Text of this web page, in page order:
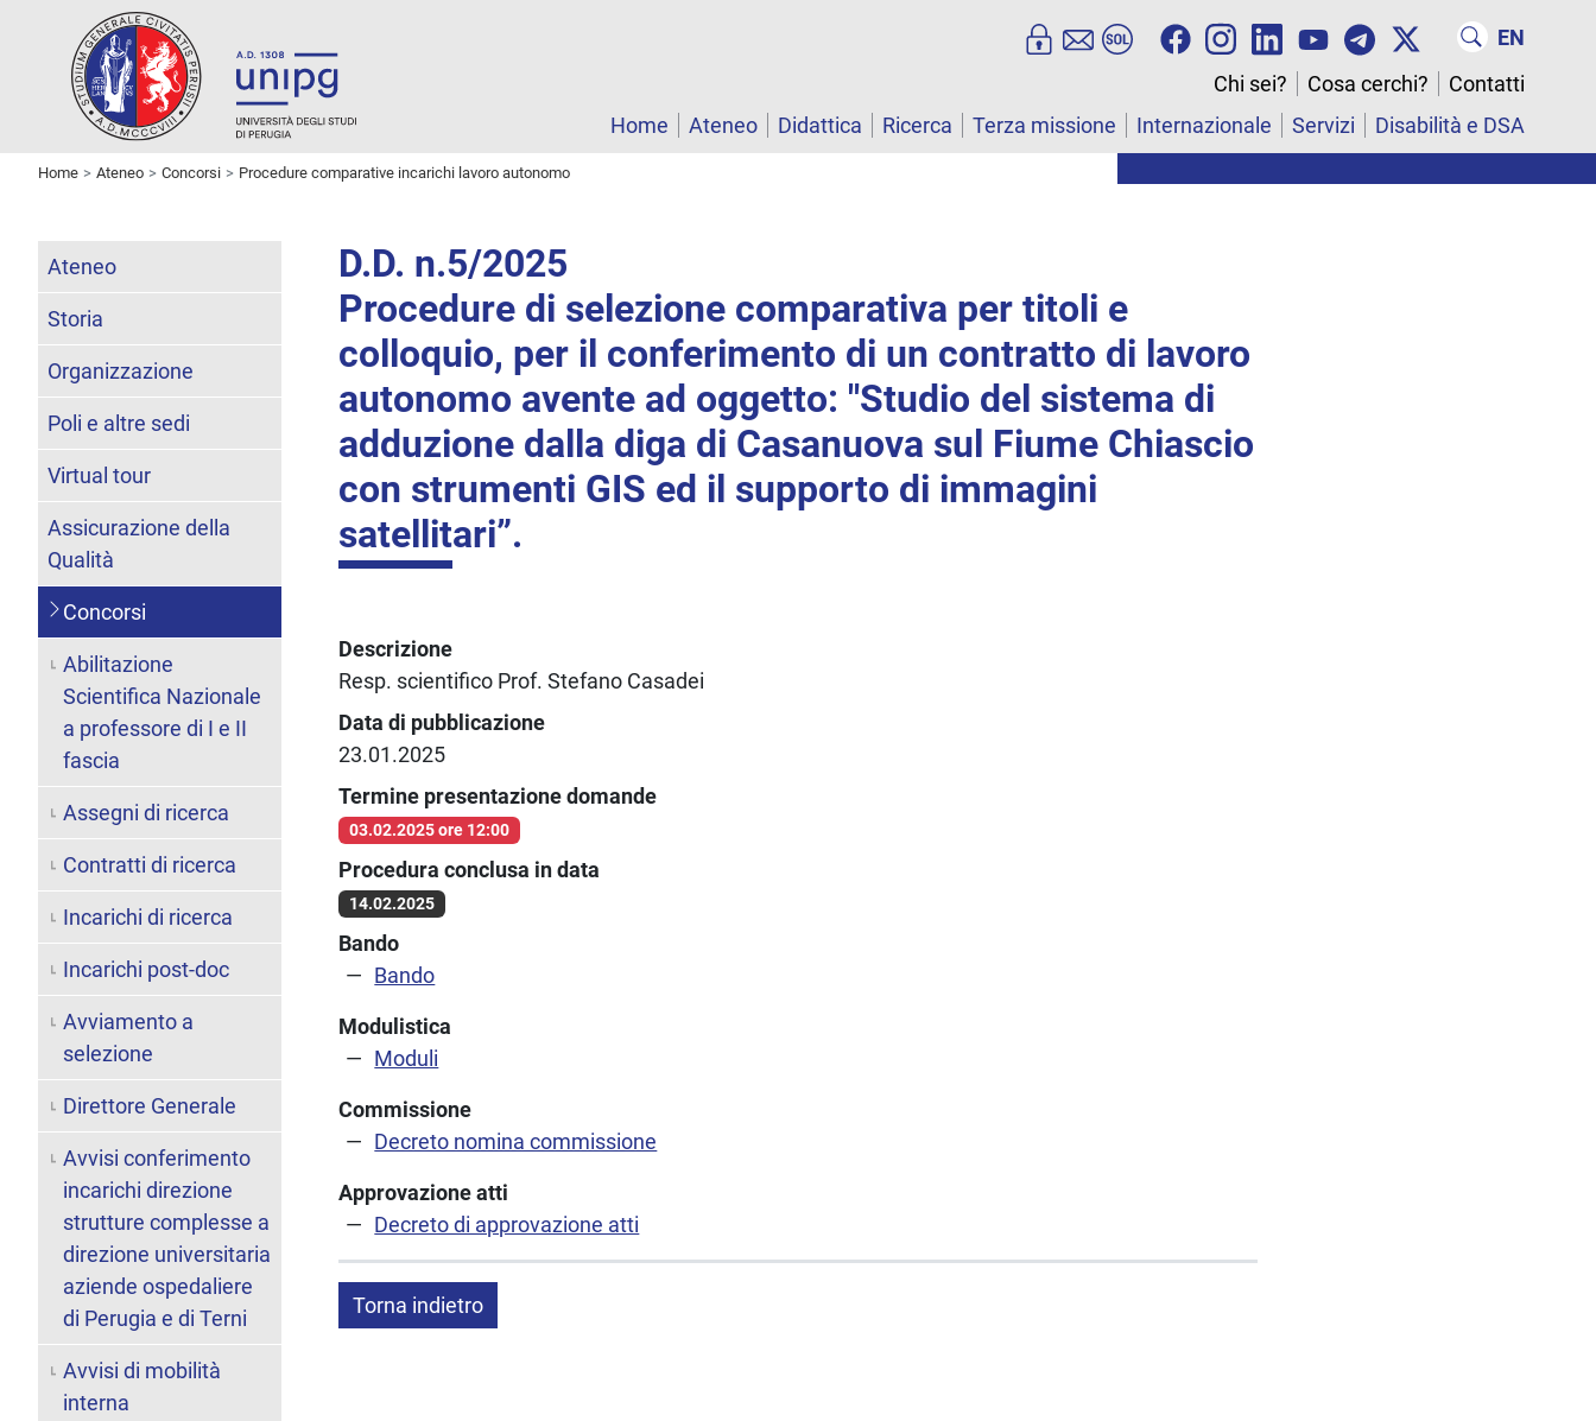
EN
Chi sei?
Cosa cerchi?
Contatti
Home
Ateneo Didattica Ricerca Terza missione Internazionale Servizi Disabilità e DSA
Home Ateneo Concorsi Procedure comparative incarichi lavoro autonomo
D.D. n.5/2025
Procedure di selezione comparativa per titoli e
colloquio, per il conferimento di un contratto di lavoro
autonomo avente ad oggetto: "Studio del sistema di
adduzione dalla diga di Casanuova sul Fiume Chiascio
con strumenti GIS ed il supporto di immagini
satellitari”.
Descrizione
Resp. scientifico Prof. Stefano Casadei
Data di pubblicazione
23.01.2025
Termine presentazione domande
03.02.2025 ore 12:00
Procedura conclusa in data
14.02.2025
Bando
Bando
Modulistica
Moduli
Commissione
Decreto nomina commissione
Approvazione atti
Decreto di approvazione atti
Torna indietro
Ateneo
Storia
Organizzazione
Poli e altre sedi
Virtual tour
Assicurazione della
Qualità
Concorsi
Abilitazione
Scientifica Nazionale
a professore di I e II
fascia
Assegni di ricerca
Contratti di ricerca
Incarichi di ricerca
Incarichi post-doc
Avviamento a
selezione
Direttore Generale
Avvisi conferimento
incarichi direzione
strutture complesse a
direzione universitaria
aziende ospedaliere
di Perugia e di Terni
Avvisi di mobilità
interna